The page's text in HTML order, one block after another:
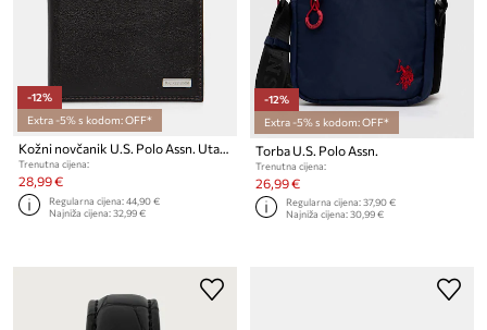
-12%
Extra -5% s kodom: OFF*
Kožni novčanik U.S. Polo Assn. Utah
Trenutna cijena:
28,99 €
Regularna cijena:44,90 €
Najniža cijena:32,99 €
-12%
Extra -5% s kodom: OFF*
Torba U.S. Polo Assn.
Trenutna cijena:
26,99 €
Regularna cijena:37,90 €
Najniža cijena:30,99 €